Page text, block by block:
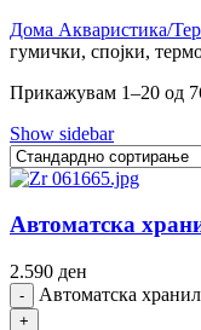
Дома Акваристика/
гумички, спојки,
Прикажувам 1–20 од
Show sidebar
Автоматска
2.590 ден
Автоматска